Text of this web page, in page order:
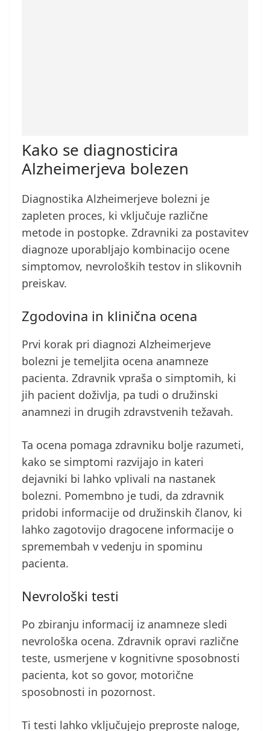
Kako se diagnosticira
Alzheimerjeva bolezen
Diagnostika Alzheimerjeve bolezni je
zapleten proces, ki vključuje različne
metode in postopke. Zdravniki za postavitev
diagnoze uporabljajo kombinacijo ocene
simptomov, nevroloških testov in slikovnih
preiskav.
Zgodovina in klinična ocena
Prvi korak pri diagnozi Alzheimerjeve
bolezni je temeljita ocena anamneze
pacienta. Zdravnik vpraša o simptomih, ki
jih pacient doživlja, pa tudi o družinski
anamnezi in drugih zdravstvenih težavah.
Ta ocena pomaga zdravniku bolje razumeti,
kako se simptomi razvijajo in kateri
dejavniki bi lahko vplivali na nastanek
bolezni. Pomembno je tudi, da zdravnik
pridobi informacije od družinskih članov, ki
lahko zagotovijo dragocene informacije o
spremembah v vedenju in spominu
pacienta.
Nevrološki testi
Po zbiranju informacij iz anamneze sledi
nevrološka ocena. Zdravnik opravi različne
teste, usmerjene v kognitivne sposobnosti
pacienta, kot so govor, motorične
sposobnosti in pozornost.
Ti testi lahko vključujejo preproste naloge,